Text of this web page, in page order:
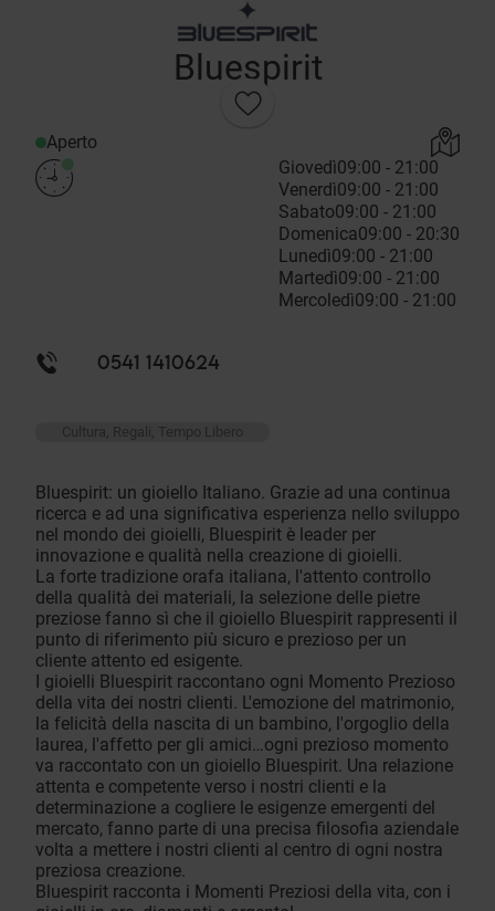
Bluespirit
Aperto
Giovedì09:00 - 21:00
Venerdì09:00 - 21:00
Sabato09:00 - 21:00
Domenica09:00 - 20:30
Lunedì09:00 - 21:00
Martedì09:00 - 21:00
Mercoledì09:00 - 21:00
0541 1410624
Cultura, Regali, Tempo Libero
Bluespirit: un gioiello Italiano. Grazie ad una continua
ricerca e ad una significativa esperienza nello sviluppo
nel mondo dei gioielli, Bluespirit è leader per
innovazione e qualità nella creazione di gioielli.
La forte tradizione orafa italiana, l'attento controllo
della qualità dei materiali, la selezione delle pietre
preziose fanno sì che il gioiello Bluespirit rappresenti il
punto di riferimento più sicuro e prezioso per un
cliente attento ed esigente.
I gioielli Bluespirit raccontano ogni Momento Prezioso
della vita dei nostri clienti. L'emozione del matrimonio,
la felicità della nascita di un bambino, l'orgoglio della
laurea, l'affetto per gli amici…ogni prezioso momento
va raccontato con un gioiello Bluespirit. Una relazione
attenta e competente verso i nostri clienti e la
determinazione a cogliere le esigenze emergenti del
mercato, fanno parte di una precisa filosofia aziendale
volta a mettere i nostri clienti al centro di ogni nostra
preziosa creazione.
Bluespirit racconta i Momenti Preziosi della vita, con i